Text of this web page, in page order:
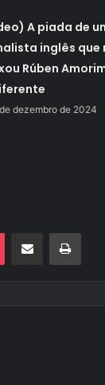
A piada de
inglês que
Rúben
dezembro de 2024
Pocket Compartilhar via e-mail